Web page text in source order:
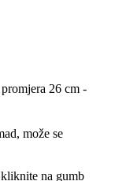
26 cm -
može se
na gumb